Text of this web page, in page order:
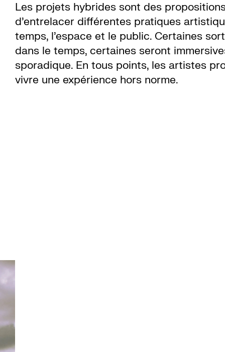
Les projets hybrides sont des
d’entrelacer différentes pratiques
temps, l’espace et le public. Certaines
dans le temps, certaines seront
sporadique. En tous points, les artistes
vivre une expérience hors norme.